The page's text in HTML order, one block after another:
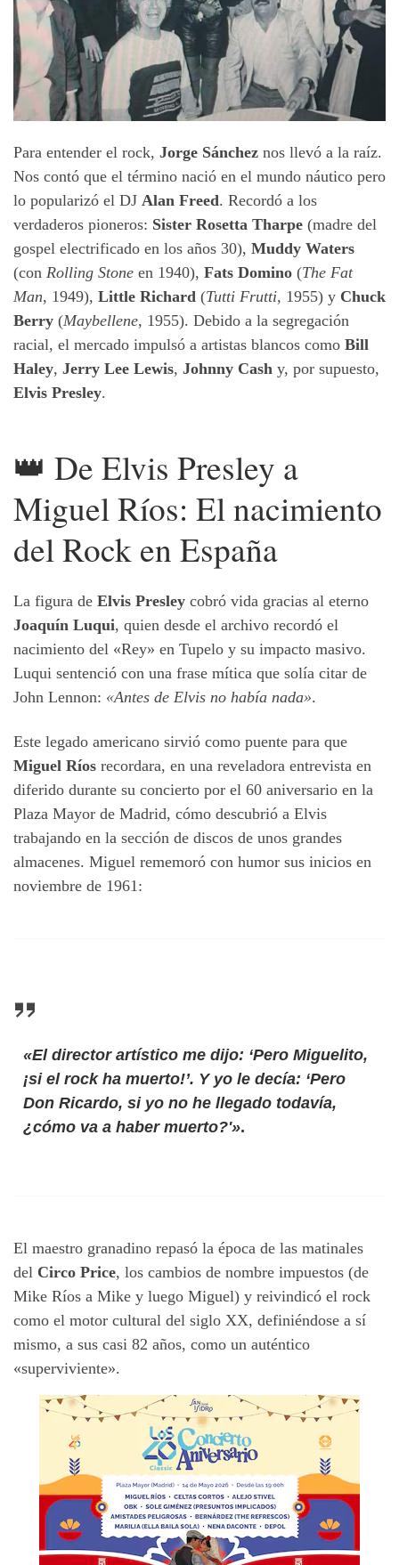
Para entender el rock, Jorge Sánchez nos llevó a la raíz.
Nos contó que el término nació en el mundo náutico pero
lo popularizó el DJ Alan Freed. Recordó a los
verdaderos pioneros: Sister Rosetta Tharpe (madre del
gospel electrificado en los años 30), Muddy Waters
(con Rolling Stone en 1940), Fats Domino (The Fat
Man, 1949), Little Richard (Tutti Frutti, 1955) y Chuck
Berry (Maybellene, 1955). Debido a la segregación
racial, el mercado impulsó a artistas blancos como Bill
Haley, Jerry Lee Lewis, Johnny Cash y, por supuesto,
Elvis Presley.
👑 De Elvis Presley a
Miguel Ríos: El nacimiento
del Rock en España
La figura de Elvis Presley cobró vida gracias al eterno
Joaquín Luqui, quien desde el archivo recordó el
nacimiento del «Rey» en Tupelo y su impacto masivo.
Luqui sentenció con una frase mítica que solía citar de
John Lennon: «Antes de Elvis no había nada».
Este legado americano sirvió como puente para que
Miguel Ríos recordara, en una reveladora entrevista en
diferido durante su concierto por el 60 aniversario en la
Plaza Mayor de Madrid, cómo descubrió a Elvis
trabajando en la sección de discos de unos grandes
almacenes. Miguel rememoró con humor sus inicios en
noviembre de 1961:
«El director artístico me dijo: ‘Pero Miguelito,
¡si el rock ha muerto!’. Y yo le decía: ‘Pero
Don Ricardo, si yo no he llegado todavía,
¿cómo va a haber muerto?'».
El maestro granadino repasó la época de las matinales
del Circo Price, los cambios de nombre impuestos (de
Mike Ríos a Mike y luego Miguel) y reivindicó el rock
como el motor cultural del siglo XX, definiéndose a sí
mismo, a sus casi 82 años, como un auténtico
«superviviente».